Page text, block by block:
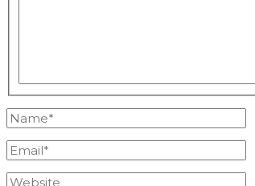
Name*
Email*
Website